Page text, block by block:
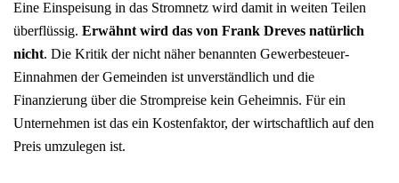
Eine Einspeisung in das Stromnetz wird damit in weiten Teilen
überflüssig. Erwähnt wird das von Frank Dreves natürlich
nicht. Die Kritik der nicht näher benannten Gewerbesteuer-
Einnahmen der Gemeinden ist unverständlich und die
Finanzierung über die Strompreise kein Geheimnis. Für ein
Unternehmen ist das ein Kostenfaktor, der wirtschaftlich auf den
Preis umzulegen ist.